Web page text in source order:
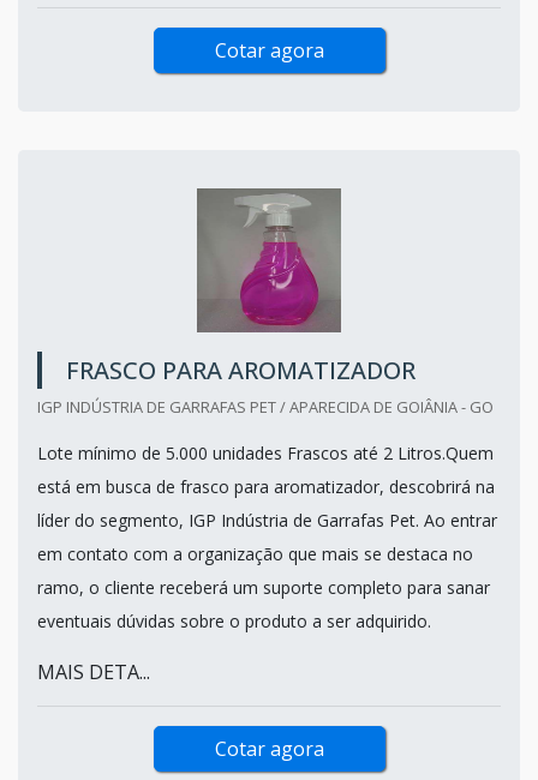
Cotar agora
FRASCO PARA AROMATIZADOR
IGP INDÚSTRIA DE GARRAFAS PET / APARECIDA DE GOIÂNIA - GO
Lote mínimo de 5.000 unidades Frascos até 2 Litros.Quem
está em busca de frasco para aromatizador, descobrirá na
líder do segmento, IGP Indústria de Garrafas Pet. Ao entrar
em contato com a organização que mais se destaca no
ramo, o cliente receberá um suporte completo para sanar
eventuais dúvidas sobre o produto a ser adquirido.
MAIS DETA...
Cotar agora